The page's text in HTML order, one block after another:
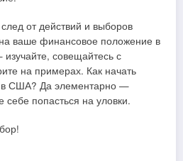
от действий и выборов
ваше финансовое положение в
совещайтесь с
на примерах. Как начать
в США? Да элементарно —
попасться на уловки.